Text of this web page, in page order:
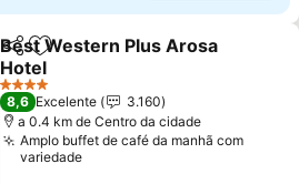
PartilharAdicionar aos favoritos
Best Western Plus Arosa
Hotel
4 Estrelas
8,6 Excelente
3.160
a 0.4 km de Centro da cidade
Amplo buffet de café da manhã com
variedade